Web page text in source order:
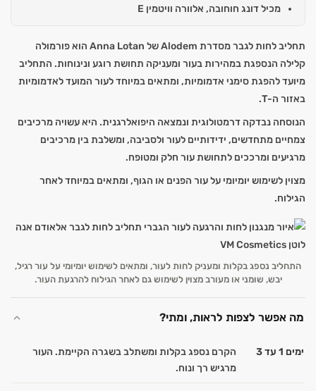
מכיל דונג חוחובה, אלוורה וויטמין E
תחליב לחות לגבר מסדרת Alodem של Anna Lotan הוא פורמולה
קלילה הנספגת במהירות בעור ומעניקה תחושת רוגע ונינוחות. התחליב
מיועד להפגת סימני אדמומיות, ומתאים במיוחד לעור המועד לאדמומיות
באזור ה-T.
הנוסחה נבדקה דרמטולוגית ונמצאה היפואלרגנית. היא עשויה מרכיבים
צמחיים מתחדשים, ידידותיים לעור ולסביבה, ומשלבת בין מרכיבים
מרגיעים ומרככים לתחושת עור חלק ומטופח.
מצוין לשימוש יומיומי על עור הפנים או הגוף, ומתאים במיוחד לאחר
הגילוח.
התחליב נספג בקלות ומעניק לחות לעור, ומתאים לשימוש יומיומי על עור רגיל,
יבש, שומני או מעורב מצוין לשימוש גם לאחר הגילוח להרגעת העור.
מה אפשר לצפות לראות, ומתי?
ימים 1 עד 3
הקרם נספג בקלות ומשתלב בשגרה הקיימת. העור
מרגיש רך ונוח.